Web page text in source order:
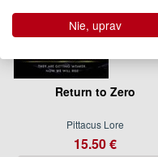
Return to Zero
Pittacus Lore
15.50 €
Nie, uprav